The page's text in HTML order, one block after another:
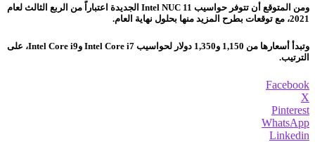
ومن المتوقع أن تتوفر حواسيب Intel NUC 11 الجديدة اعتباراً من الربع الثالث لعام
2021، مع توقعات بطرح المزيد منها بحلول نهاية العام.
وتبدأ أسعارها من 1,150 و1,350 دولار لحواسيب Intel Core i7 وIntel Core i9، على
الترتيب.
Facebook
X
Pinterest
WhatsApp
Linkedin